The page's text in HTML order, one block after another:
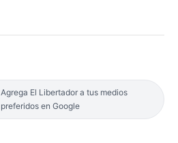
Agrega El Libertador a tus medios
preferidos en Google